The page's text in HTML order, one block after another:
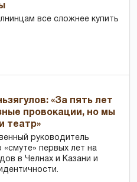
все сложнее купить
«За пять лет
провокации, но мы
театр»
руководитель
«смуте» первых лет на
в Челнах и Казани и